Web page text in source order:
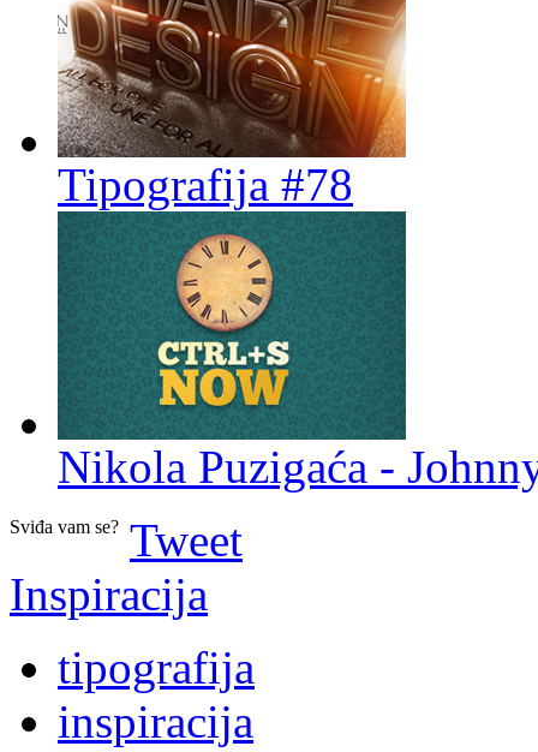
Tipografija #78
Nikola Puzigaća -
Sviđa vam se? Tweet
Inspiracija
tipografija
inspiracija